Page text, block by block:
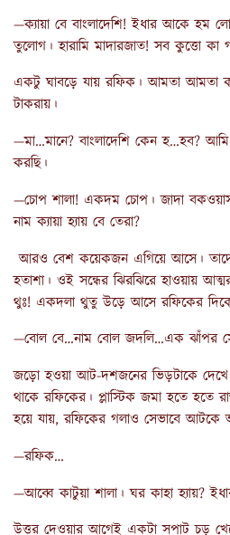
—ক্যায়া বে বাংলাদেশি! ইধার আকে হম
তুলোগ। হারামি মাদারজাত! সব কুত্তো কা
একটু ঘাবড়ে যায় রফিক। আমতা আমতা
টাকরায়।
—মা…মানে? বাংলাদেশি কেন হ…হব?
করছি।
—চোপ শালা! একদম চোপ। জাদা বকওয়াস
নাম ক্যায়া হ্যায় বে তেরা?
আরও বেশ কয়েকজন এগিয়ে আসে।
হতাশা। ওই সন্ধের ঝিরঝিরে হাওয়ায়
থুঃ! একদলা থুতু উড়ে আসে রফিকের
—বোল বে…নাম বোল জদলি…এক ঝাঁপর সে
জড়ো হওয়া আট-দশজনের ভিড়টাকে দেখে
থাকে রফিকের। প্লাস্টিক জমা হতে হতে
হয়ে যায়, রফিকের গলাও সেভাবে
—রফিক…
—আব্বে কাটুয়া শালা। ঘর কাহা হ্যায়?
উত্তর দেওয়ার আগেই একটা সপাট চড়